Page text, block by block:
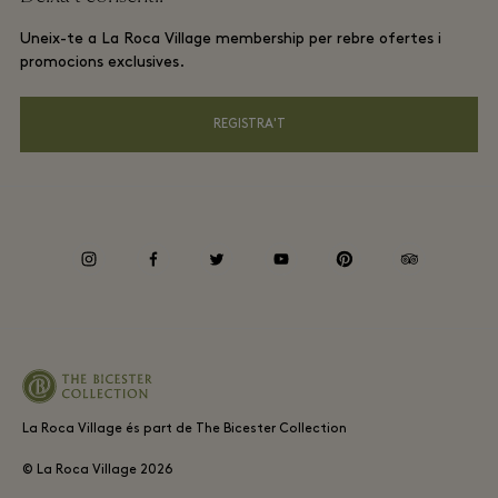
Targeta Regal
Preguntes freqüents
Avisos de Privacitat
Període mitjà de pagament a proveïdors
Uneix-te a La Roca Village membership per rebre ofertes i
promocions exclusives.
REGISTRA'T
La Roca Village és part de The Bicester Collection
© La Roca Village 2026
instagramfacebooktwitter youtube pinterest tripadvisor